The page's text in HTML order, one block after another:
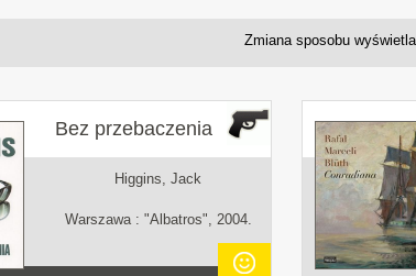
Zmiana sposobu
Bez przebaczenia
Higgins, Jack
Warszawa : "Albatros", 2004.